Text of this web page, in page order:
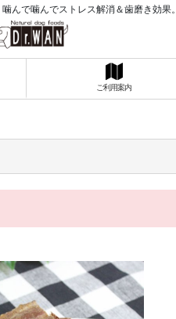
んで噛んでストレス解消＆歯磨き効
ご利用案内